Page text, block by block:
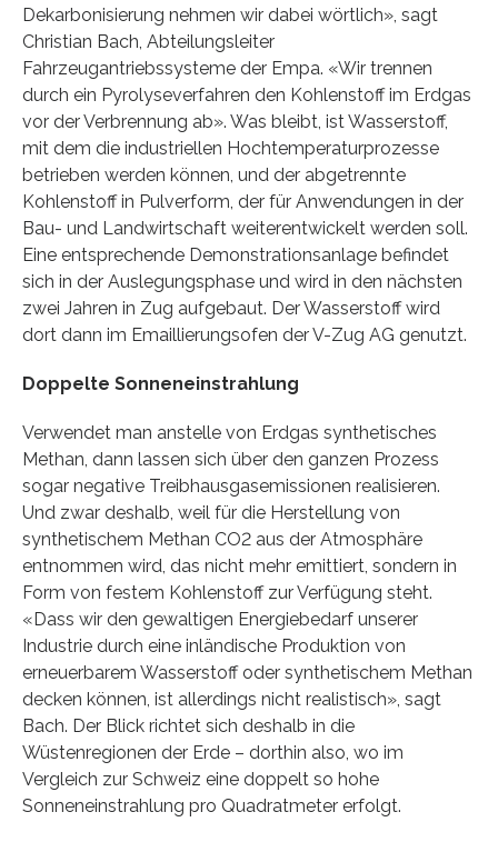
Dekarbonisierung nehmen wir dabei wörtlich», sagt
Christian Bach, Abteilungsleiter
Fahrzeugantriebssysteme der Empa. «Wir trennen
durch ein Pyrolyseverfahren den Kohlenstoff im Erdgas
vor der Verbrennung ab». Was bleibt, ist Wasserstoff,
mit dem die industriellen Hochtemperaturprozesse
betrieben werden können, und der abgetrennte
Kohlenstoff in Pulverform, der für Anwendungen in der
Bau- und Landwirtschaft weiterentwickelt werden soll.
Eine entsprechende Demonstrationsanlage befindet
sich in der Auslegungsphase und wird in den nächsten
zwei Jahren in Zug aufgebaut. Der Wasserstoff wird
dort dann im Emaillierungsofen der V-Zug AG genutzt.
Doppelte Sonneneinstrahlung
Verwendet man anstelle von Erdgas synthetisches
Methan, dann lassen sich über den ganzen Prozess
sogar negative Treibhausgasemissionen realisieren.
Und zwar deshalb, weil für die Herstellung von
synthetischem Methan CO2 aus der Atmosphäre
entnommen wird, das nicht mehr emittiert, sondern in
Form von festem Kohlenstoff zur Verfügung steht.
«Dass wir den gewaltigen Energiebedarf unserer
Industrie durch eine inländische Produktion von
erneuerbarem Wasserstoff oder synthetischem Methan
decken können, ist allerdings nicht realistisch», sagt
Bach. Der Blick richtet sich deshalb in die
Wüstenregionen der Erde – dorthin also, wo im
Vergleich zur Schweiz eine doppelt so hohe
Sonneneinstrahlung pro Quadratmeter erfolgt.